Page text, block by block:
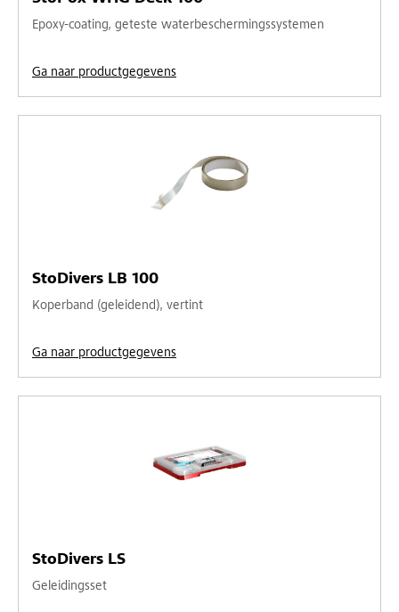
Epoxy-coating, geteste waterbeschermingssystemen
Ga naar productgegevens
StoDivers LB 100
Koperband (geleidend), vertint
Ga naar productgegevens
StoDivers LS
Geleidingsset